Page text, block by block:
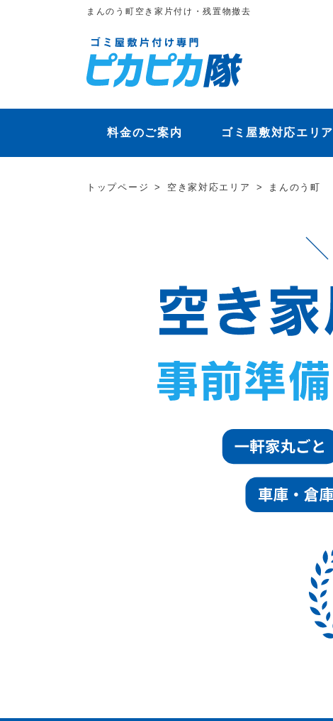
まんのう町空き家片付け・残置物撤去
料金のご案内 ゴミ屋敷対応エリア
トップページ 空き家対応エリア まんのう町